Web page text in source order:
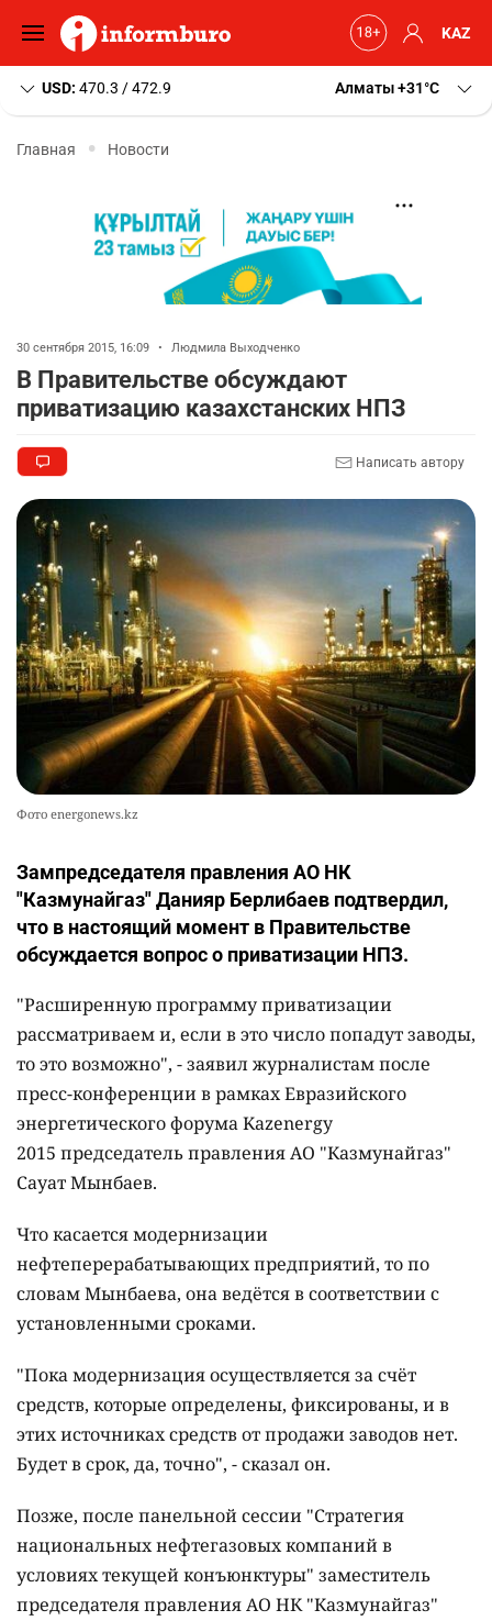
KAZ
USD: 470.3 / 472.9 Алматы+31 C
Главная Новости
30 сентября 2015, 16:09 • Людмила Выходченко
В Правительстве обсуждают
приватизацию казахстанских НПЗ
Написать автору
Фото energonews.kz
Зампредседателя правления АО НК
"Казмунайгаз" Данияр Берлибаев подтвердил,
что в настоящий момент в Правительстве
обсуждается вопрос о приватизации НПЗ.
"Расширенную программу приватизации
рассматриваем и, если в это число попадут заводы,
то это возможно", - заявил журналистам после
пресс-конференции в рамках Евразийского
энергетического форума Kazenergy
2015 председатель правления АО "Казмунайгаз"
Сауат Мынбаев.
Что касается модернизации
нефтеперерабатывающих предприятий, то по
словам Мынбаева, она ведётся в соответствии с
установленными сроками.
"Пока модернизация осуществляется за счёт
средств, которые определены, фиксированы, и в
этих источниках средств от продажи заводов нет.
Будет в срок, да, точно", - сказал он.
Позже, после панельной сессии "Стратегия
национальных нефтегазовых компаний в
условиях текущей конъюнктуры" заместитель
председателя правления АО НК "Казмунайгаз"